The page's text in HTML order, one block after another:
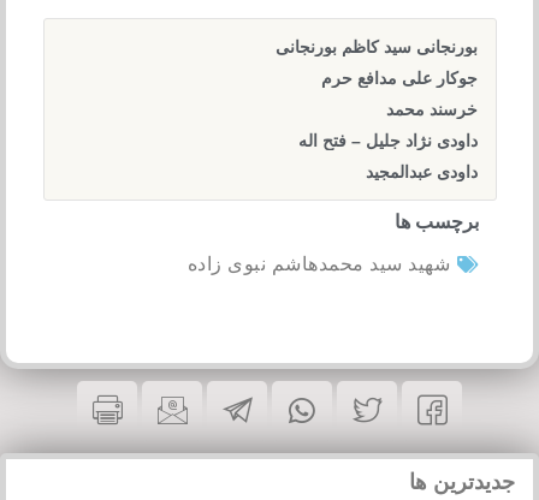
بورنجانی سید کاظم بورنجانی
جوکار علی مدافع حرم
خرسند محمد
داودی نژاد جلیل – فتح اله
داودی عبدالمجید
برچسب ها
شهید سید محمدهاشم نبوی زاده
جدیدترین ها